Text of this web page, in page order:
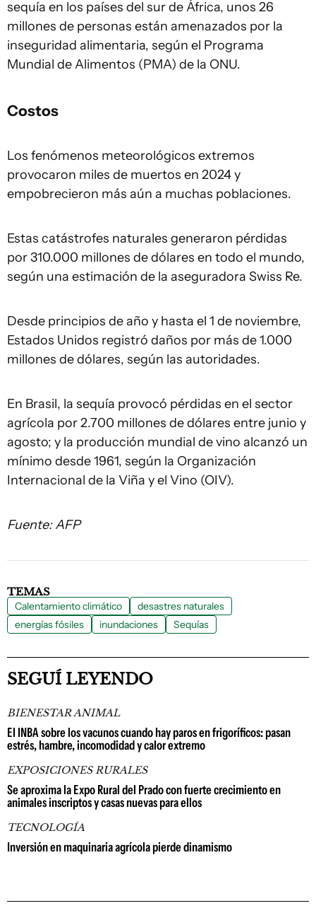
sequía en los países del sur de África, unos 26
millones de personas están amenazados por la
inseguridad alimentaria, según el Programa
Mundial de Alimentos (PMA) de la ONU.
Costos
Los fenómenos meteorológicos extremos
provocaron miles de muertos en 2024 y
empobrecieron más aún a muchas poblaciones.
Estas catástrofes naturales generaron pérdidas
por 310.000 millones de dólares en todo el mundo,
según una estimación de la aseguradora Swiss Re.
Desde principios de año y hasta el 1 de noviembre,
Estados Unidos registró daños por más de 1.000
millones de dólares, según las autoridades.
En Brasil, la sequía provocó pérdidas en el sector
agrícola por 2.700 millones de dólares entre junio y
agosto; y la producción mundial de vino alcanzó un
mínimo desde 1961, según la Organización
Internacional de la Viña y el Vino (OIV).
Fuente: AFP
TEMAS
Calentamiento climático
desastres naturales
energías fósiles
inundaciones Sequías
SEGUÍ LEYENDO
BIENESTAR ANIMAL
El INBA sobre los vacunos cuando hay paros en frigoríficos: pasan
estrés, hambre, incomodidad y calor extremo
EXPOSICIONES RURALES
Se aproxima la Expo Rural del Prado con fuerte crecimiento en
animales inscriptos y casas nuevas para ellos
TECNOLOGÍA
Inversión en maquinaria agrícola pierde dinamismo